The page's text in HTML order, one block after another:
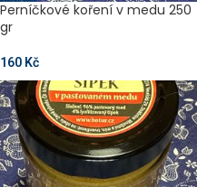
Perníčkové koření v medu 250
gr
160 Kč